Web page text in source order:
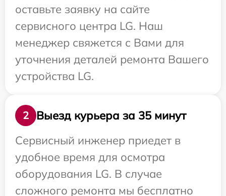
оставьте заявку на сайте
сервисного центра LG. Наш
менеджер свяжется с Вами для
уточнения деталей ремонта Вашего
устройства LG.
2
Выезд курьера за 35 минут
Сервисный инженер приедет в
удобное время для осмотра
оборудования LG. В случае
сложного ремонта мы бесплатно